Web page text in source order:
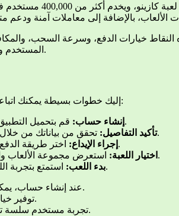
خيارات الدفع، وسرعة السحب،
المستخدم وكيفية الوصول إلى الدعم في حالة الحاجة.
إذا كنت جديدًا على تطبيق DBbet، إليك خطوات بسيطة يمكنك اتباعها للبدء:
إنشاء حساب: قم بتحميل التطبيق وامسح البيانات المطلوبة للتسجيل.
تأكيد التفاصيل:تحقق من بياناتك من خلال البريد الإلكتروني أو الرسالة النصية.
إجراء الإيداع: اختر طريقة الدفع التي تناسبك وأودع المبلغ المطلوب.
اختيار اللعبة: استعرض مجموعة الألعاب واختر اللعبة التي ترغب في اللعب بها.
بدء اللعب:استمتع بتجربة اللعب وقم بتجربة استراتيجيات جديدة.
عند إنشاء حساب، يمكنك الاستفادة من المكافأة الترحيبية.
توفير خيارات دفع متنوعة لسهولة المعاملات.
تجربة مستخدم سلسة تجعل من السهل التنقل عبر التطبيق.